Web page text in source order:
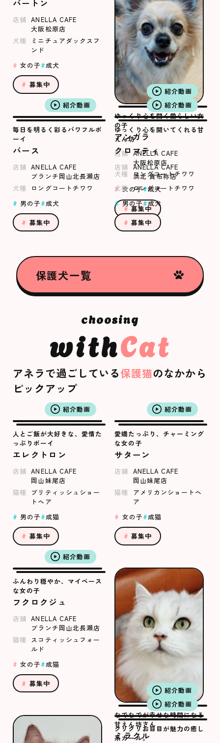
バートン
店舗 ANELLA CAFE
大阪松原店
犬種
ミニチュアダックスフ
ンド
女の子
成犬
募集中
紹介動画
ゆっくり心を開く愛らしい女
の子
アンガラ
店舗 ANELLA CAFE
大阪松原店
犬種
ロングコートチワワ
女の子 成犬
募集中
紹介動画
毎日を明るく彩るパワフルボ
ーイ
バース
店舗 ANELLA CAFE
ブランチ岡山北長瀬店
犬種
ロングコートチワワ
男の子
成犬
募集中
紹介動画
ゆっくり心を開いてくれる甘
えん坊
クロマティ
店舗 ANELLA CAFE
浜北 貴布祢店
犬種 ロングコートチワワ
男の子 成犬
募集中
保護犬一覧
withCat
アネラで過ごしている保護猫のなかから
ピックアップ
紹介動画
人とご飯が大好きな、愛情た
っぷりボーイ
エレクトロン
店舗 ANELLA CAFE
岡山妹尾店
猫種
ブリティッシュショー
トヘア
男の子
成猫
募集中
紹介動画
愛嬌たっぷり、チャーミング
な女の子
サターン
店舗 ANELLA CAFE
岡山妹尾店
猫種
アメリカンショートヘ
ア
女の子
成猫
募集中
紹介動画
ふんわり穏やか、マイペース
な女の子
フクロクジュ
店舗 ANELLA CAFE
ブランチ岡山北長瀬店
猫種
スコティッシュフォー
ルド
女の子
成猫
募集中
紹介動画
なでなでが幸せな時間になる
甘えん坊さん
ミラクル
紹介動画
クリクリお目目が魅力の癒し
系ガール。